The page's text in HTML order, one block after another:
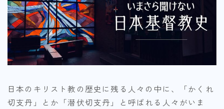
お問い合わせ
日本のキリスト教の歴史に残る人々の中に、「かくれ
切支丹」とか「潜伏切支丹」と呼ばれる人々がいま